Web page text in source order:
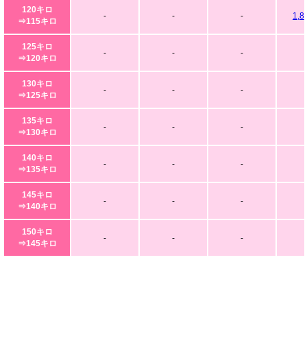
120キロ
⇒115キロ
- - -
125キロ
⇒120キロ
- - -
130キロ
⇒125キロ
- - -
135キロ
⇒130キロ
- - -
140キロ
⇒135キロ
- - -
145キロ
⇒140キロ
- - -
150キロ
⇒145キロ
- - -